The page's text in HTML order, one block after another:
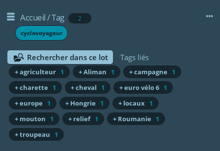
Accueil/Tag
2
cyclovoyageur
Rechercher dans ce lot Tags liés
+ agriculteur 1 + Aliman 1 + campagne
1
+ charette
1 + cheval 1 + euro vélo 6 1
+ europe
1 + Hongrie 1 + locaux 1
+ mouton
1 + relief 1 + Roumanie
1
+ troupeau
1